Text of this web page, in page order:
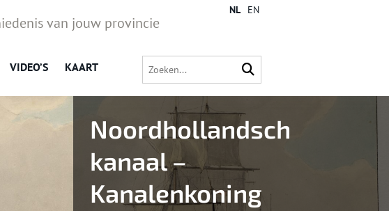
van jouw provincie
VIDEO’S KAART
NL EN
Noordhollandsch
kanaal –
Kanalenkoning